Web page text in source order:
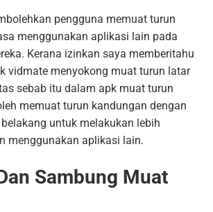
pengguna memuat turun
menggunakan aplikasi lain pada
Kerana izinkan saya memberitahu
vidmate menyokong muat turun latar
sebab itu dalam apk muat turun
memuat turun kandungan dengan
untuk melakukan lebih
menggunakan aplikasi lain.
Sambung Muat